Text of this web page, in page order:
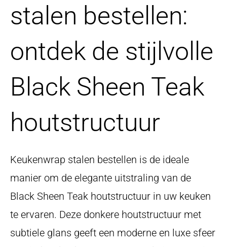
stalen bestellen:
ontdek de stijlvolle
Black Sheen Teak
houtstructuur
Keukenwrap stalen bestellen is de ideale
manier om de elegante uitstraling van de
Black Sheen Teak houtstructuur in uw keuken
te ervaren. Deze donkere houtstructuur met
subtiele glans geeft een moderne en luxe sfeer